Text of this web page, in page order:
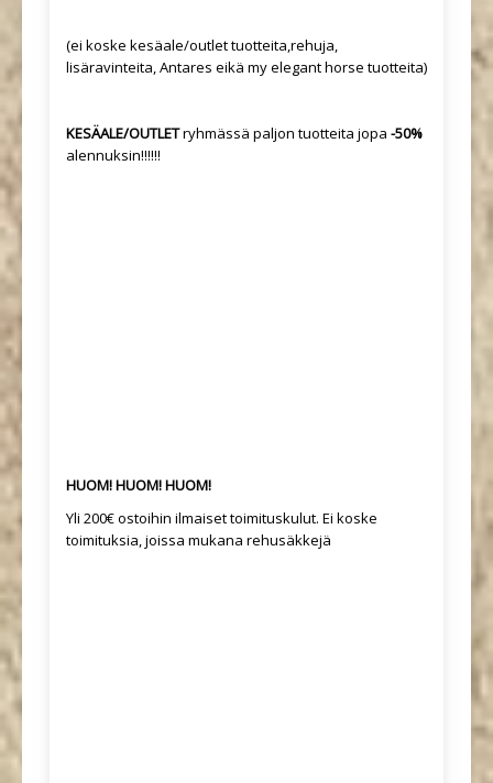
(ei koske kesäale/outlet tuotteita,rehuja,
lisäravinteita, Antares eikä my elegant horse tuotteita)
KESÄALE/OUTLETryhmässä paljon tuotteita jopa -50%
alennuksin!!!!!!
HUOM! HUOM! HUOM!
Yli 200€ ostoihin ilmaiset toimituskulut. Ei koske
toimituksia, joissa mukana rehusäkkejä